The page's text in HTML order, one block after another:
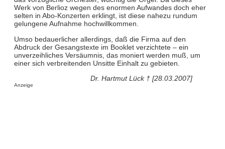
Werk von Berlioz wegen des enormen Aufwandes doch eher
selten in Abo-Konzerten erklingt, ist diese nahezu rundum
gelungene Aufnahme hochwillkommen.
Umso bedauerlicher allerdings, daß die Firma auf den
Abdruck der Gesangstexte im Booklet verzichtete – ein
unverzeihliches Versäumnis, das moniert werden muß, um
einer sich verbreitenden Unsitte Einhalt zu gebieten.
Dr. Hartmut Lück † [28.03.2007]
Anzeige